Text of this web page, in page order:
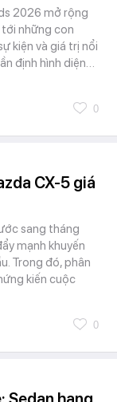
2026 mở rộng
những con
kiện và giá trị nổi
định hình diện…
0
CX-5 giá
sang tháng
mạnh khuyến
Trong đó, phân
kiến cuộc
0